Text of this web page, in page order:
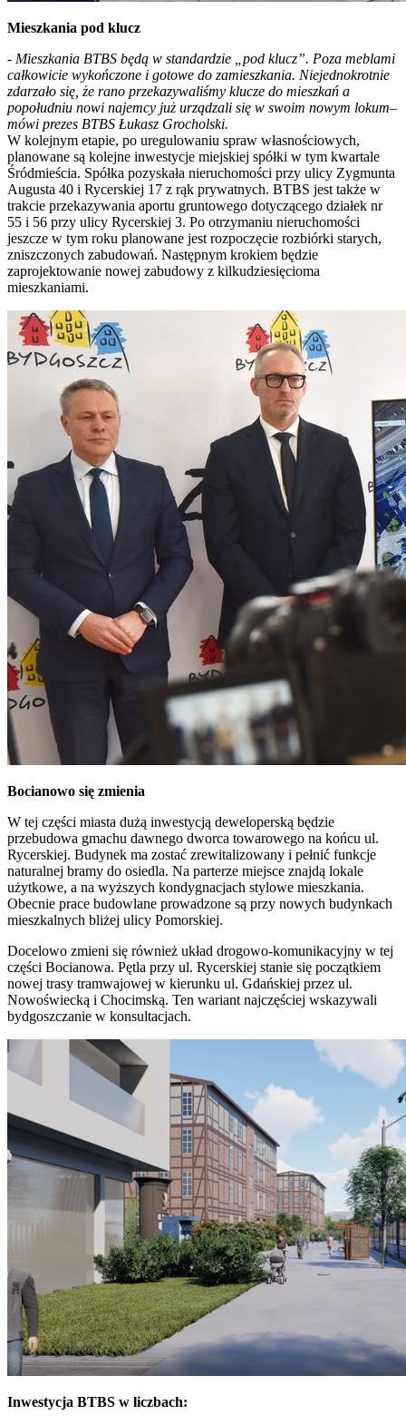
Mieszkania pod klucz
- Mieszkania BTBS będą w standardzie „pod klucz”. Poza meblami
całkowicie wykończone i gotowe do zamieszkania. Niejednokrotnie
zdarzało się, że rano przekazywaliśmy klucze do mieszkań a
popołudniu nowi najemcy już urządzali się w swoim nowym lokum–
mówi prezes BTBS Łukasz Grocholski.
W kolejnym etapie, po uregulowaniu spraw własnościowych,
planowane są kolejne inwestycje miejskiej spółki w tym kwartale
Śródmieścia. Spółka pozyskała nieruchomości przy ulicy Zygmunta
Augusta 40 i Rycerskiej 17 z rąk prywatnych. BTBS jest także w
trakcie przekazywania aportu gruntowego dotyczącego działek nr
55 i 56 przy ulicy Rycerskiej 3. Po otrzymaniu nieruchomości
jeszcze w tym roku planowane jest rozpoczęcie rozbiórki starych,
zniszczonych zabudowań. Następnym krokiem będzie
zaprojektowanie nowej zabudowy z kilkudziesięcioma
mieszkaniami.
Bocianowo się zmienia
W tej części miasta dużą inwestycją deweloperską będzie
przebudowa gmachu dawnego dworca towarowego na końcu ul.
Rycerskiej. Budynek ma zostać zrewitalizowany i pełnić funkcje
naturalnej bramy do osiedla. Na parterze miejsce znajdą lokale
użytkowe, a na wyższych kondygnacjach stylowe mieszkania.
Obecnie prace budowlane prowadzone są przy nowych budynkach
mieszkalnych bliżej ulicy Pomorskiej.
Docelowo zmieni się również układ drogowo-komunikacyjny w tej
części Bocianowa. Pętla przy ul. Rycerskiej stanie się początkiem
nowej trasy tramwajowej w kierunku ul. Gdańskiej przez ul.
Nowoświecką i Chocimską. Ten wariant najczęściej wskazywali
bydgoszczanie w konsultacjach.
Inwestycja BTBS w liczbach: